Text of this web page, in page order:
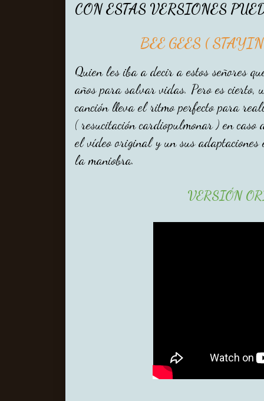
CON ESTAS VERSIONES
BEE GEES (
Quien les iba a decir a estos señores
años para salvar vidas. Pero es cierto,
canción lleva el ritmo perfecto para
( resucitación cardiopulmonar ) en
el vídeo original y un sus adaptaciones
la maniobra.
VERSIÓN